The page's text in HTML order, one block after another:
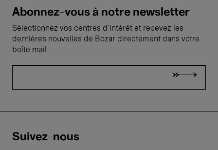
Abonnez-vous à notre newsletter
Sélectionnez vos centres d'intérêt et recevez les
dernières nouvelles de Bozar directement dans votre
boîte mail
Suivez-nous